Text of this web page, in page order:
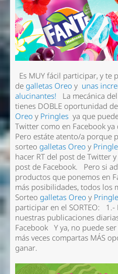
Es MUY fácil participar, y te
de galletas Oreo y unas
alucinantes! La mecánica
tienes DOBLE oportunidad
Oreo y Pringles ya que
Twitter como en Facebook
Pero estáte atento/a porque
sorteo galletas Oreo y
hacer RT del post de Twitter
post de Facebook. Pero si
productos que ponemos en
más posibilidades, todos los
Sorteo galletas Oreo y
participar en el SORTEO: 1.-
nuestras publicaciones
Facebook Y ya, no puede
más veces compartas MÁS
ganar.